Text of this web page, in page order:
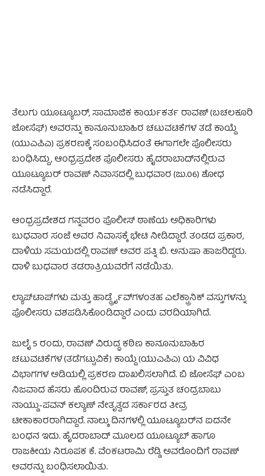
ತೆಲುಗು ಯೂಟ್ಯೂಬರ್, ಸಾಮಾಜಿಕ ಕಾರ್ಯಕರ್ತ ರಾವಣ್‌ (ಬಚಲಕೂರಿ
ಜೋಸೆಫ್) ಅವರನ್ನು ಕಾನೂನುಬಾಹಿರ ಚಟುವಟಿಕೆಗಳ ತಡೆ ಕಾಯ್ದೆ
(ಯುಎಪಿಎ) ಪ್ರಕರಣಕ್ಕೆ ಸಂಬಂಧಿಸಿದಂತೆ ಈಗಾಗಲೇ ಪೊಲೀಸರು
ಬಂಧಿಸಿದ್ದು, ಆಂಧ್ರಪ್ರದೇಶ ಪೊಲೀಸರು ಹೈದರಾಬಾದ್‌ನಲ್ಲಿರುವ
ಯೂಟ್ಯೂಬರ್ ರಾವಣ್ ನಿವಾಸದಲ್ಲಿ ಬುಧವಾರ (ಜು.06) ಶೋಧ
ನಡೆಸಿದ್ದಾರೆ.
ಆಂಧ್ರಪ್ರದೇಶದ ಗನ್ನವರಂ ಪೊಲೀಸ್ ಠಾಣೆಯ ಅಧಿಕಾರಿಗಳು
ಬುಧವಾರ ಸಂಜೆ ಅವರ ನಿವಾಸಕ್ಕೆ ಭೇಟಿ ನೀಡಿದ್ದಾರೆ. ತಂಡದ ಪ್ರಕಾರ,
ದಾಳಿಯ ಸಮಯದಲ್ಲಿ ರಾವಣ್ ಅವರ ಪತ್ನಿ ಬಿ. ಅನುಷಾ ಹಾಜರಿದ್ದರು.
ದಾಳಿ ಬುಧವಾರ ತಡರಾತ್ರಿಯವರೆಗೆ ನಡೆಯಿತು.
ಲ್ಯಾಪ್‌ಟಾಪ್‌ಗಳು ಮತ್ತು ಹಾರ್ಡ್ಡ್ರೈವ್‌ಗಳಂತಹ ಎಲೆಕ್ಟ್ರಾನಿಕ್ ವಸ್ತುಗಳನ್ನು
ಪೊಲೀಸರು ವಶಪಡಿಸಿಕೊಂಡಿದ್ದಾರೆ ಎಂದು ವರದಿಯಾಗಿದೆ.
ಜುಲೈ 5 ರಂದು, ರಾವಣ್ ವಿರುದ್ಧ ಕಠಿಣ ಕಾನೂನುಬಾಹಿರ
ಚಟುವಟಿಕೆಗಳ (ತಡೆಗಟ್ಟುವಿಕೆ) ಕಾಯ್ದೆ (ಯುಎಪಿಎ) ಯ ವಿವಿಧ
ವಿಭಾಗಗಳ ಅಡಿಯಲ್ಲಿ ಪ್ರಕರಣ ದಾಖಲಿಸಲಾಗಿದೆ. ಬಿ ಜೋಸೆಫ್ ಎಂಬ
ನಿಜವಾದ ಹೆಸರು ಹೊಂದಿರುವ ರಾವಣ್, ಪ್ರಸ್ತುತ ಚಂದ್ರಬಾಬು
ನಾಯ್ಡು-ಪವನ್ ಕಲ್ಯಾಣ್ ನೇತೃತ್ವದ ಸರ್ಕಾರದ ತೀವ್ರ
ಟೀಕಾಕಾರರಾಗಿದ್ದಾರೆ. ನಾಲ್ಕು ದಿನಗಳಲ್ಲಿ ಯೂಟ್ಯೂಬರ್‌ನ ಐದನೇ
ಬಂಧನ ಇದು. ಹೈದರಾಬಾದ್ ಮೂಲದ ಯೂಟ್ಯೂಬ್ ಹಾಗೂ
ರಾಜಕೀಯ ನಿರೂಪಕ ಕೆ. ವೆಂಕಟರಾಮಿ ರೆಡ್ಡಿ ಅವರೊಂದಿಗೆ ರಾವಣ್‌
ಅವರನ್ನು ಬಂಧಿಸಲಾಯಿತು.